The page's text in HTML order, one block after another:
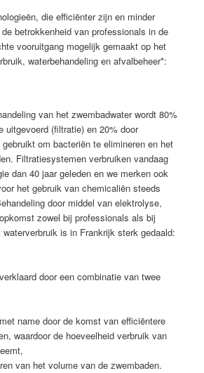
die efficiënter zijn en minder
betrokkenheid van professionals in de
vooruitgang mogelijk gemaakt op het
waterbehandeling en afvalbeheer*:
van het zwembadwater wordt 80%
uitgevoerd (filtratie) en 20% door
om bacteriën te elimineren en het
Filtratiesystemen verbruiken vandaag
dan 40 jaar geleden en we merken ook
het gebruik van chemicaliën steeds
door middel van elektrolyse,
zowel bij professionals als bij
is in Frankrijk sterk gedaald:
door een combinatie van twee
name door de komst van efficiëntere
waardoor de hoeveelheid verbruik van
van het volume van de zwembaden.